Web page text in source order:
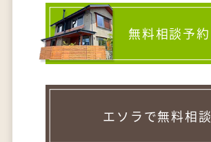
無料相談予約
エソラで無料相談